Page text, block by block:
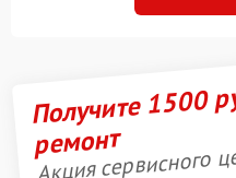
Получите 1500
ремонт
Акция сервисного